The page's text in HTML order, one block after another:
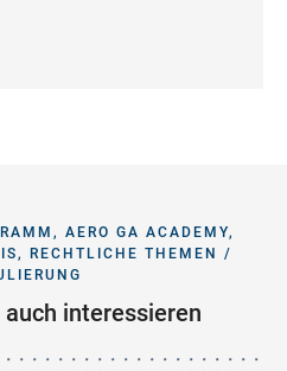
AERO GA ACADEMY,
RECHTLICHE THEMEN /
auch interessieren